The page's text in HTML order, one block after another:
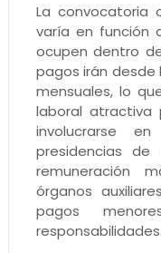
La convocatoria
varía en función
ocupen dentro
pagos irán desde
mensuales, lo
laboral atractiva
involucrarse
presidencias
remuneración
órganos
pagos
responsabilidades.